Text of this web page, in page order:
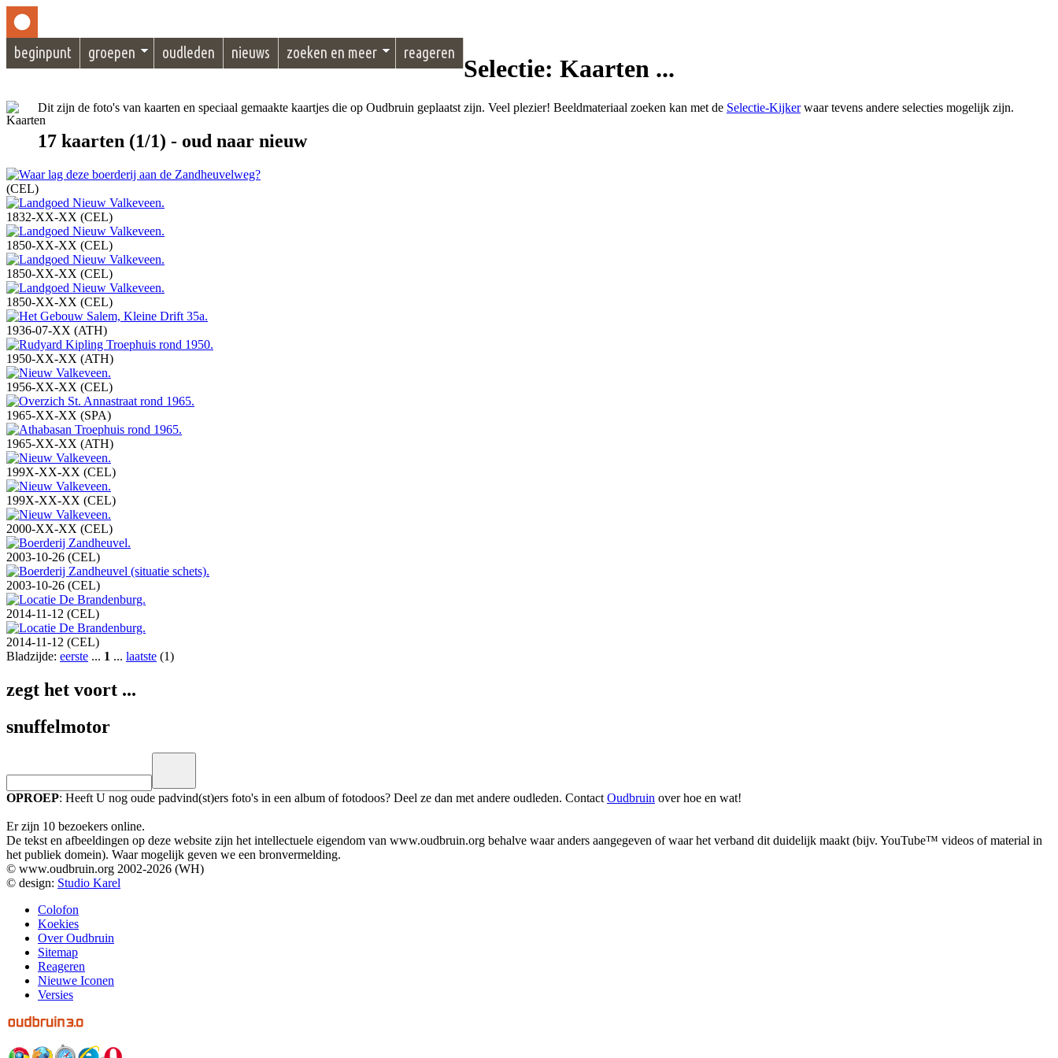
beginpunt groepen oudleden nieuws zoeken en meer reageren
Selectie: Kaarten ...
Dit zijn de foto's van kaarten en speciaal gemaakte kaartjes die op Oudbruin geplaatst zijn. Veel plezier! Beeldmateriaal zoeken kan met de Selectie-Kijkerwaar tevens andere selecties mogelijk zijn.
17 kaarten (1/1) - oud naar nieuw
(CEL)
1832-XX-XX (CEL)
1850-XX-XX (CEL)
1850-XX-XX (CEL)
1850-XX-XX (CEL)
1936-07-XX (ATH)
1950-XX-XX (ATH)
1956-XX-XX (CEL)
1965-XX-XX (SPA)
1965-XX-XX (ATH)
199X-XX-XX (CEL)
199X-XX-XX (CEL)
2000-XX-XX (CEL)
2003-10-26 (CEL)
2003-10-26 (CEL)
2014-11-12 (CEL)
2014-11-12 (CEL)
Bladzijde: eerste ... 1 ... laatste (1)
zegt het voort ...
snuffelmotor
OPROEP: Heeft U nog oude padvind(st)ers foto's in een album of fotodoos? Deel ze dan met andere oudleden. ContactOudbruin over hoe en wat!
Er zijn 10 bezoekers online.
De tekst en afbeeldingen op deze website zijn het intellectuele eigendom van www.oudbruin.org behalve waar anders aangegeven of waar het verband dit duidelijk maakt (bijv. YouTube™ videos of material in
het publiek domein). Waar mogelijk geven we een bronvermelding.
© www.oudbruin.org 2002-2026 (WH)
© design: Studio Karel
Colofon
Koekies
Over Oudbruin
Sitemap
Reageren
Nieuwe Iconen
Versies